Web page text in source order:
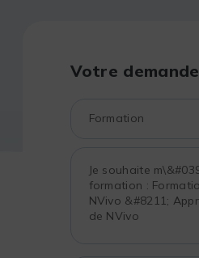
Votre demande